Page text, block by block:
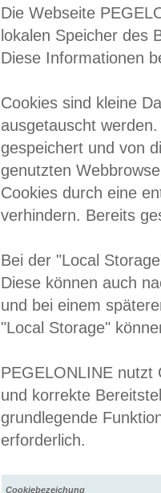
Die Webseite
lokalen Speicher des
Diese Informationen
Cookies sind kleine
ausgetauscht
gespeichert und von
genutzten
Cookies durch eine
verhindern. Bereits
Bei der "Local
Diese können auch
und bei einem
"Local Storage"
PEGELONLINE nutzt
und korrekte
grundlegende
erforderlich.
Cookiebezeichung